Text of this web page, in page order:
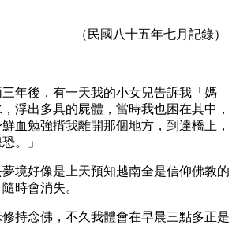
（民國八十五年七月記錄）
年後，有一天我的小女兒告訴我「媽
浮出多具的屍體，當時我也困在其中，
血勉強揹我離開那個地方，到達橋上，
。」
境好像是上天預知越南全是信仰佛教的
時會消失。
持念佛，不久我體會在早晨三點多正是